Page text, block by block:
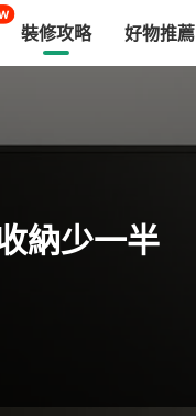
裝修攻略 好物推薦
納少一半